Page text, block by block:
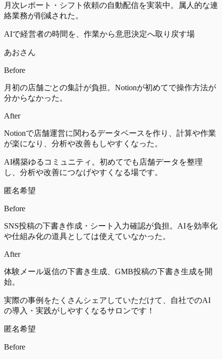
月次レポート・シフト依頼の自動配信を実装中。属人的な連
絡業務が削減された。
AIで経営者の時間を、作業から意思決定へ取り戻す場
あおさん
Before
月初の店舗ごとの集計が負担。Notionが初めてで操作方法が
分からなかった。
After
Notionで店舗運営に関わるデータベースを作り、計算や作業
が楽になり、分析や改善もしやすくなった。
AI構築ゆるコミュニティ。初めてでも店舗データを整理
し、分析や改善につなげやすくなる場です。
匿名希望
Before
SNS投稿の下書き作成・シート入力確認が負担。AIを効率化
や仕組み化の道具としては使えていなかった。
After
体験メール返信の下書き生成、GMB投稿の下書き生成を開
始。
実際の事例をたくさんシェアしていただけて、自社でのAI
の導入・実践がしやすくなるサロンです！
匿名希望
Before